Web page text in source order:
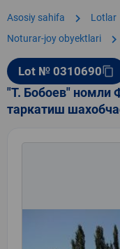
Asosiy sahifa chevron_right Lotlar
Noturar-joy obyektlari chevron_right
Lot № 0310690content_copy
"Т. Бобоев" номли
таркатиш